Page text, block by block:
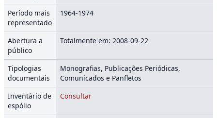
Período mais
representado
1964-1974
Abertura a
público
Totalmente em: 2008-09-22
Tipologias
documentais
Monografias, Publicações Periódicas,
Comunicados e Panfletos
Inventário de
espólio
Consultar